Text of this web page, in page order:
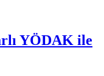
YÖDAK ile